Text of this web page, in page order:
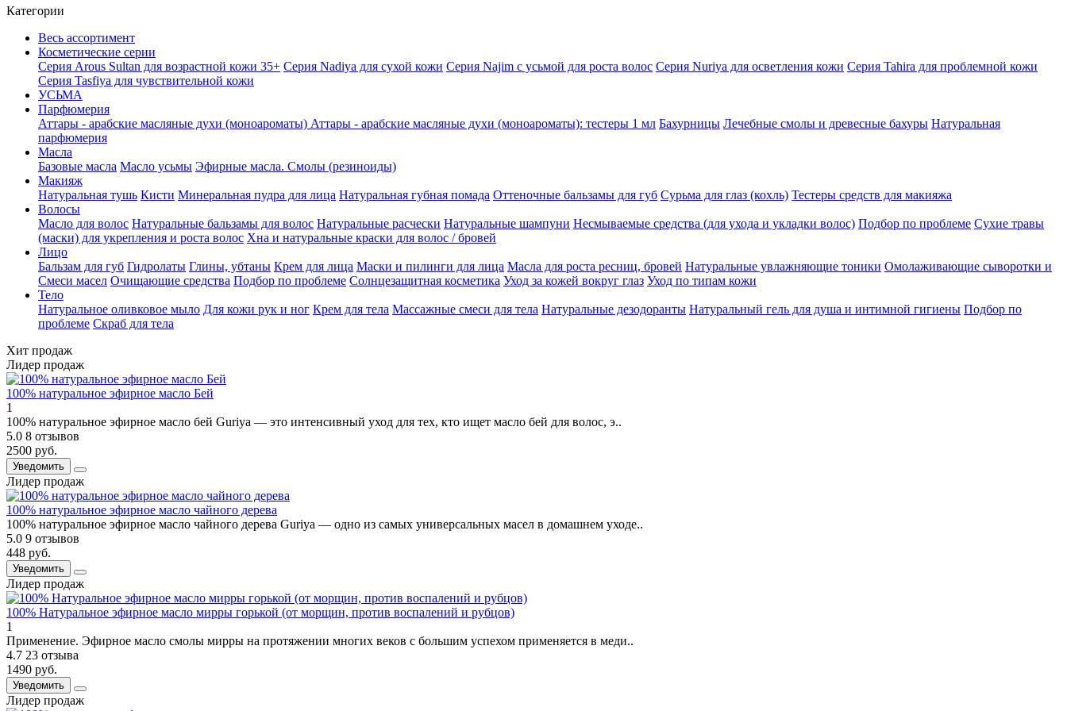
Категории
Весь ассортимент
Косметические серии
Серия Arous Sultan для возрастной кожи 35+ Серия Nadiya для сухой кожи Серия Najim с усьмой для роста волос Серия Nuriya для осветления кожи Серия Tahira для проблемной кожи
Серия Tasfiya для чувствительной кожи
УСЬМА
Парфюмерия
Аттары - арабские масляные духи (моноароматы) Аттары - арабские масляные духи (моноароматы): тестеры 1 мл Бахурницы Лечебные смолы и древесные бахуры Натуральная
парфюмерия
Масла
Базовые масла Масло усьмы Эфирные масла. Смолы (резиноиды)
Макияж
Натуральная тушь Кисти Минеральная пудра для лица Натуральная губная помада Оттеночные бальзамы для губ Сурьма для глаз (кохль) Тестеры средств для макияжа
Волосы
Масло для волос Натуральные бальзамы для волос Натуральные расчески Натуральные шампуни Несмываемые средства (для ухода и укладки волос) Подбор по проблеме Сухие травы
(маски) для укрепления и роста волос Хна и натуральные краски для волос / бровей
Лицо
Бальзам для губ Гидролаты Глины, убтаны Крем для лица Маски и пилинги для лица Масла для роста ресниц, бровей Натуральные увлажняющие тоники Омолаживающие сыворотки и
Смеси масел Очищающие средства Подбор по проблеме Солнцезащитная косметика Уход за кожей вокруг глаз Уход по типам кожи
Тело
Натуральное оливковое мыло Для кожи рук и ног Крем для тела Массажные смеси для тела Натуральные дезодоранты Натуральный гель для душа и интимной гигиены Подбор по
проблеме Скраб для тела
Хит продаж
Лидер продаж
100% натуральное эфирное масло Бей
1
100% натуральное эфирное масло бей Guriya — это интенсивный уход для тех, кто ищет масло бей для волос, э..
5.0 8 отзывов
2500 руб.
Уведомить
Лидер продаж
100% натуральное эфирное масло чайного дерева
100% натуральное эфирное масло чайного дерева Guriya — одно из самых универсальных масел в домашнем уходе..
5.0 9 отзывов
448 руб.
Уведомить
Лидер продаж
100% Натуральное эфирное масло мирры горькой (от морщин, против воспалений и рубцов)
1
Применение. Эфирное масло смолы мирры на протяжении многих веков с большим успехом применяется в меди..
4.7 23 отзыва
1490 руб.
Уведомить
Лидер продаж